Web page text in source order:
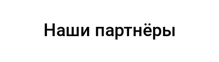
Наши партнёры